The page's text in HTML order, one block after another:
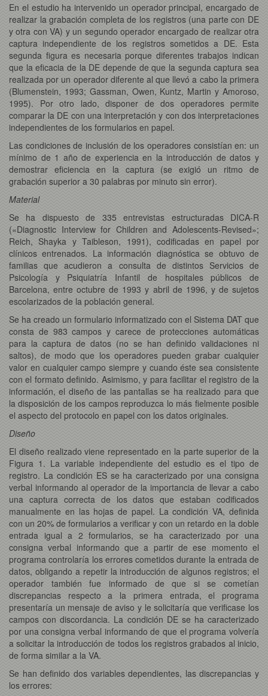
En el estudio ha intervenido un operador principal, encargado de
realizar la grabación completa de los registros (una parte con DE
y otra con VA) y un segundo operador encargado de realizar otra
captura independiente de los registros sometidos a DE. Esta
segunda figura es necesaria porque diferentes trabajos indican
que la eficacia de la DE depende de que la segunda captura sea
realizada por un operador diferente al que llevó a cabo la primera
(Blumenstein, 1993; Gassman, Owen, Kuntz, Martin y Amoroso,
1995). Por otro lado, disponer de dos operadores permite
comparar la DE con una interpretación y con dos interpretaciones
independientes de los formularios en papel.
Las condiciones de inclusión de los operadores consistían en: un
mínimo de 1 año de experiencia en la introducción de datos y
demostrar eficiencia en la captura (se exigió un ritmo de
grabación superior a 30 palabras por minuto sin error).
Material
Se ha dispuesto de 335 entrevistas estructuradas DICA-R
(«Diagnostic Interview for Children and Adolescents-Revised»;
Reich, Shayka y Taibleson, 1991), codificadas en papel por
clínicos entrenados. La información diagnóstica se obtuvo de
familias que acudieron a consulta de distintos Servicios de
Psicología y Psiquiatría Infantil de hospitales públicos de
Barcelona, entre octubre de 1993 y abril de 1996, y de sujetos
escolarizados de la población general.
Se ha creado un formulario informatizado con el Sistema DAT que
consta de 983 campos y carece de protecciones automáticas
para la captura de datos (no se han definido validaciones ni
saltos), de modo que los operadores pueden grabar cualquier
valor en cualquier campo siempre y cuando éste sea consistente
con el formato definido. Asimismo, y para facilitar el registro de la
información, el diseño de las pantallas se ha realizado para que
la disposición de los campos reproduzca lo más fielmente posible
el aspecto del protocolo en papel con los datos originales.
Diseño
El diseño realizado viene representado en la parte superior de la
Figura 1. La variable independiente del estudio es el tipo de
registro. La condición ES se ha caracterizado por una consigna
verbal informando al operador de la importancia de llevar a cabo
una captura correcta de los datos que estaban codificados
manualmente en las hojas de papel. La condición VA, definida
con un 20% de formularios a verificar y con un retardo en la doble
entrada igual a 2 formularios, se ha caracterizado por una
consigna verbal informando que a partir de ese momento el
programa controlaría los errores cometidos durante la entrada de
datos, obligando a repetir la introducción de algunos registros; el
operador también fue informado de que si se cometían
discrepancias respecto a la primera entrada, el programa
presentaría un mensaje de aviso y le solicitaría que verificase los
campos con discordancia. La condición DE se ha caracterizado
por una consigna verbal informando de que el programa volvería
a solicitar la introducción de todos los registros grabados al inicio,
de forma similar a la VA.
Se han definido dos variables dependientes, las discrepancias y
los errores: